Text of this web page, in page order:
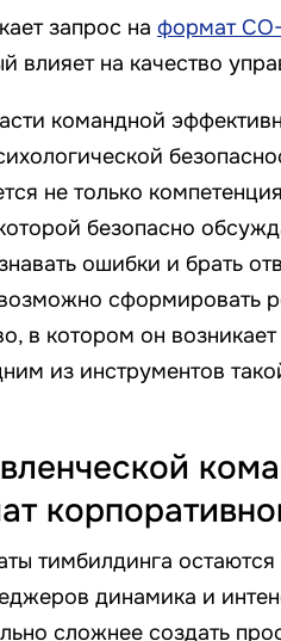
запрос на формат
влияет на качество
командной
не только
безопасно
ошибки и брать
сформировать
в котором он
из инструментов
тимбилдинга
динамика и
сложнее создать